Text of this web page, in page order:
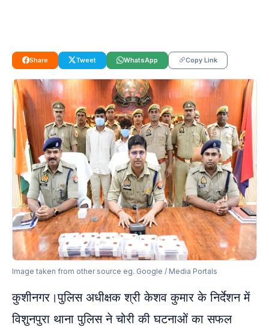
Share Tweet WhatsApp Copy Link
Image taken from other source eg. Google / Media Portals
कुशीनगर।पुलिस अधीक्षक श्री केशव कुमार के निर्देशन में
विशुनपुरा थाना पुलिस ने चोरी की घटनाओं का सफल